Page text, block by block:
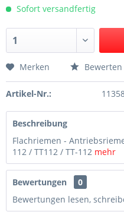
Sofort versandfertig
Merken Bewerten
Artikel-Nr.:
Beschreibung
Flachriemen -
112 / TT112 / TT-112 mehr
Bewertungen
0
Bewertungen lesen,